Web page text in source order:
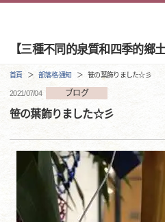
【三種不同的泉質和四季的鄉
首頁 部落格·通知 笹の葉飾りました☆彡
2021/07/04 ブログ
笹の葉飾りました☆彡